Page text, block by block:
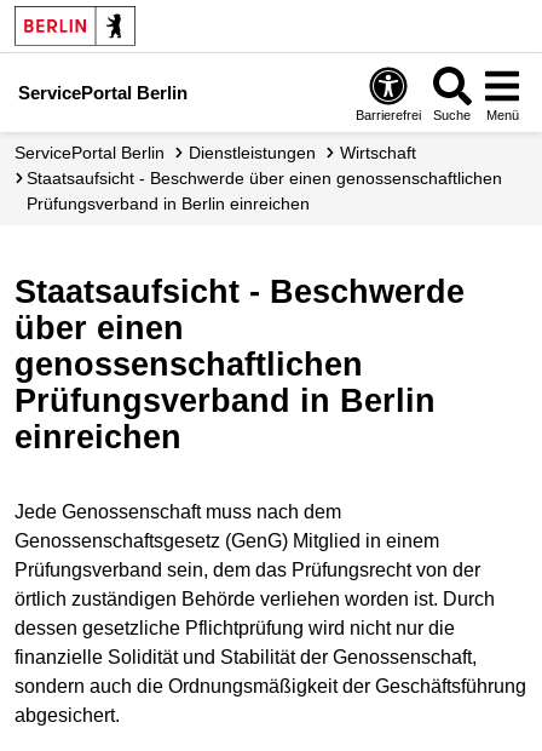
ServicePortal Berlin
Barrierefrei Suche Menü
ServicePortal Berlin Dienstleistungen
Wirtschaft
Staatsaufsicht - Beschwerde über einen genossenschaftlichen
Prüfungsverband in Berlin einreichen
Staatsaufsicht - Beschwerde
über einen
genossenschaftlichen
Prüfungsverband in Berlin
einreichen
Jede Genossenschaft muss nach dem
Genossenschaftsgesetz (GenG) Mitglied in einem
Prüfungsverband sein, dem das Prüfungsrecht von der
örtlich zuständigen Behörde verliehen worden ist. Durch
dessen gesetzliche Pflichtprüfung wird nicht nur die
finanzielle Solidität und Stabilität der Genossenschaft,
sondern auch die Ordnungsmäßigkeit der Geschäftsführung
abgesichert.